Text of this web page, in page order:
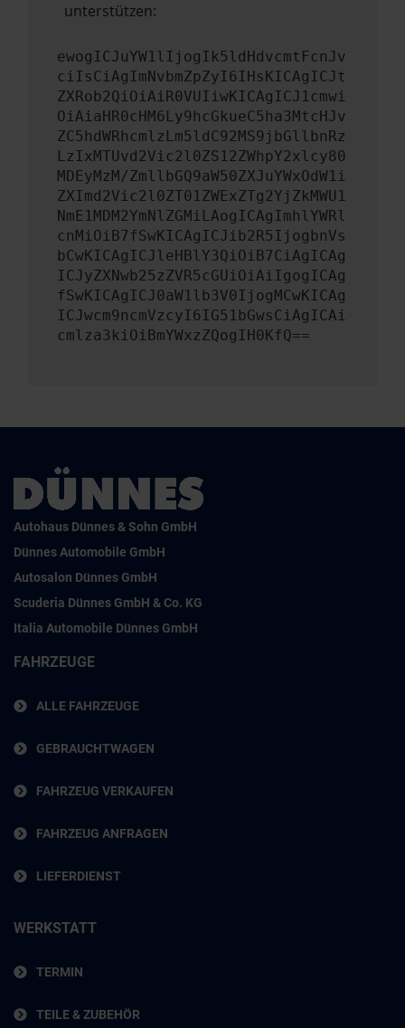
unterstützen:
ewogICJuYW1lIjogIk5ldHdvcmtFcnJv
ciIsCiAgImNvbmZpZyI6IHsKICAgICJt
ZXRob2QiOiAiR0VUIiwKICAgICJ1cmwi
OiAiaHR0cHM6Ly9hcGkueC5ha3MtcHJv
ZC5hdWRhcmlzLm5ldC92MS9jbGllbnRz
LzIxMTUvd2Vic2l0ZS12ZWhpY2xlcy80
MDEyMzM/ZmllbGQ9aW50ZXJuYWxOdW1i
ZXImd2Vic2l0ZT01ZWExZTg2YjZkMWU1
NmE1MDM2YmNlZGMiLAogICAgImhlYWRl
cnMiOiB7fSwKICAgICJib2R5IjogbnVs
bCwKICAgICJleHBlY3QiOiB7CiAgICAg
ICJyZXNwb25zZVR5cGUiOiAiIgogICAg
fSwKICAgICJ0aW1lb3V0IjogMCwKICAg
ICJwcm9ncmVzcyI6IG51bGwsCiAgICAi
cmlza3kiOiBmYWxzZQogIH0KfQ==
Autohaus Dünnes & Sohn GmbH
Dünnes Automobile GmbH
Autosalon Dünnes GmbH
Scuderia Dünnes GmbH & Co. KG
Italia Automobile Dünnes GmbH
FAHRZEUGE
ALLE FAHRZEUGE
GEBRAUCHTWAGEN
FAHRZEUG VERKAUFEN
FAHRZEUG ANFRAGEN
LIEFERDIENST
WERKSTATT
TERMIN
TEILE & ZUBEHÖR